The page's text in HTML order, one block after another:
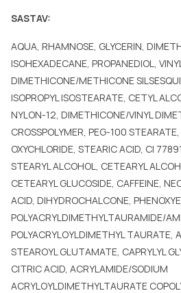
SASTAV:
AQUA, RHAMNOSE, GLYCERIN,
ISOHEXADECANE, PROPANEDIOL,
DIMETHICONE/METHICONE
ISOPROPYL ISOSTEARATE, CETYL
NYLON-12, DIMETHICONE/VINYL
CROSSPOLYMER, PEG-100
OXYCHLORIDE, STEARIC ACID, CI
STEARYL ALCOHOL, CETEARYL
CETEARYL GLUCOSIDE, CAFFEINE,
ACID, DIHYDROCHALCONE,
POLYACRYLDIMETHYLTAURAMIDE/
POLYACRYLOYLDIMETHYL TAURATE,
STEAROYL GLUTAMATE, CAPRYLYL
CITRIC ACID, ACRYLAMIDE/SODIUM
ACRYLOYLDIMETHYLTAURATE